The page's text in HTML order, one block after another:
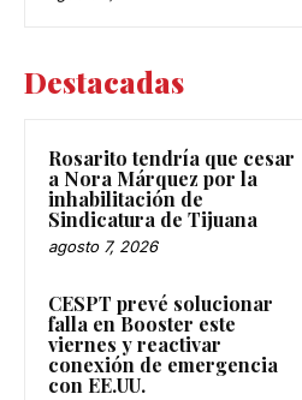
Destacadas
Rosarito tendría que cesar
a Nora Márquez por la
inhabilitación de
Sindicatura de Tijuana
agosto 7, 2026
CESPT prevé solucionar
falla en Booster este
viernes y reactivar
conexión de emergencia
con EE.UU.